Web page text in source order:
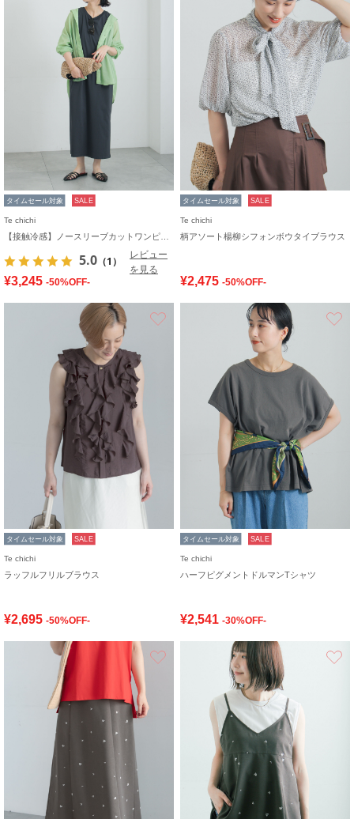
タイムセール対象 SALE
Te chichi
5.0 （1）
レビュー
を見る
¥3,245 -50%OFF-
タイムセール対象 SALE
Te chichi
柄アソート楊柳シフォンボウタイブラウス
¥2,475 -50%OFF-
タイムセール対象 SALE
Te chichi
ラッフルフリルブラウス
¥2,695 -50%OFF-
タイムセール対象 SALE
Te chichi
ハーフピグメントドルマンTシャツ
¥2,541 -30%OFF-